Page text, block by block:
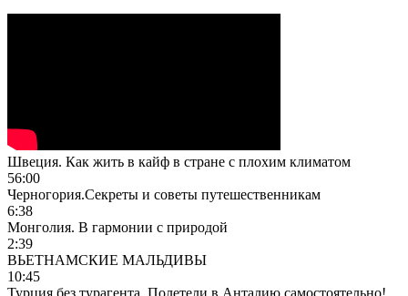
Швеция. Как жить в кайф в стране с плохим климатом
56:00
Черногория.Секреты и советы путешественникам
6:38
Монголия. В гармонии с природой
2:39
ВЬЕТНАМСКИЕ МАЛЬДИВЫ
10:45
Турция без турагента. Полетели в Анталию самостоятельно!